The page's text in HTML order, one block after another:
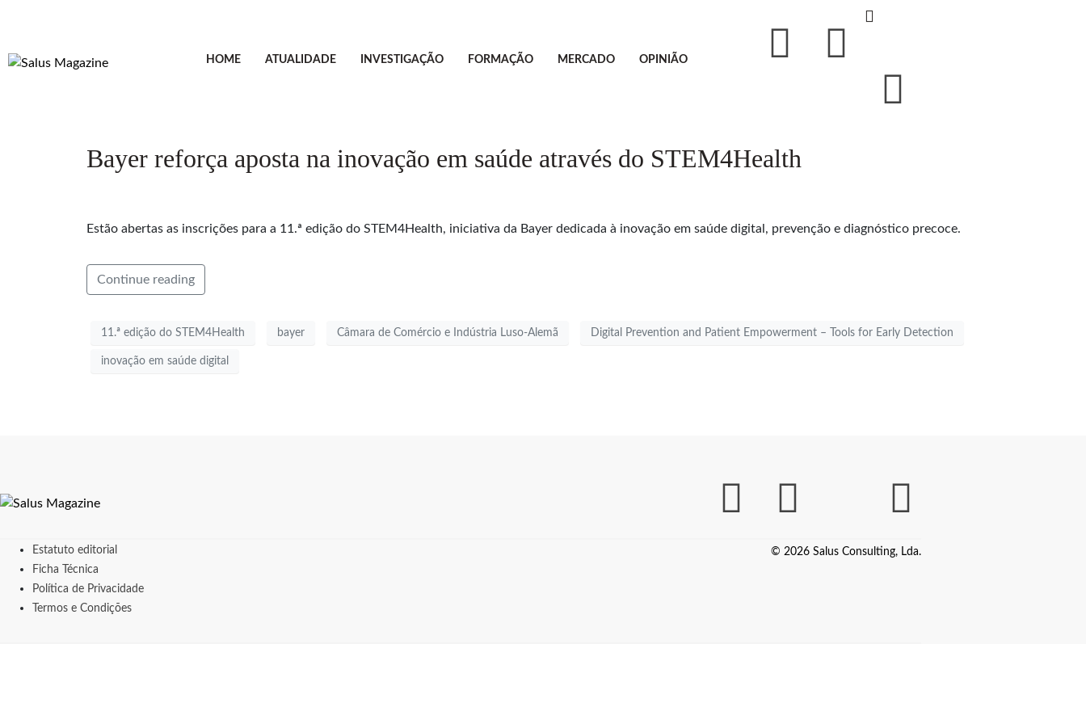
HOME ATUALIDADE INVESTIGAÇÃO FORMAÇÃO MERCADO OPINIÃO
Bayer reforça aposta na inovação em saúde através do STEM4Health
Estão abertas as inscrições para a 11.ª edição do STEM4Health, iniciativa da Bayer dedicada à inovação em saúde digital, prevenção e diagnóstico precoce.
Continue reading
11.ª edição do STEM4Health bayer Câmara de Comércio e Indústria Luso-Alemã Digital Prevention and Patient Empowerment – Tools for Early Detection
inovação em saúde digital
Estatuto editorial
Ficha Técnica
Política de Privacidade
Termos e Condições
© 2026 Salus Consulting, Lda.